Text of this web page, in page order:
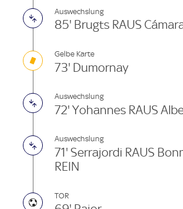
Auswechslung
85' Brugts RAUS
Gelbe Karte
73' Dumornay
Auswechslung
72' Yohannes RAUS
Auswechslung
71' Serrajordi RAUS
REIN
TOR